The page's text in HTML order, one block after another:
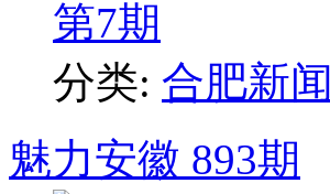
分类: 合肥新闻
魅力安徽 893期